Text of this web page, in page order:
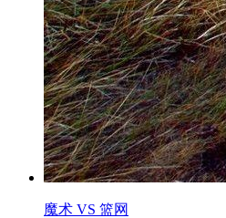
魔术 VS 篮网